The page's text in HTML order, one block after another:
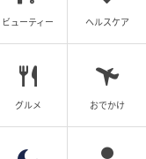
元記事で読む
「12星座占いラン
うし座）！ あなた
ビューティー ヘルスケア
グルメ おでかけ